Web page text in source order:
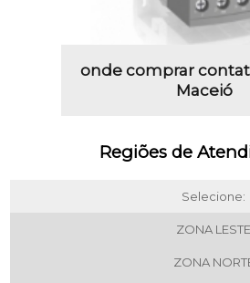
onde comprar
Maceió
Regiões de
Selecione:
ZONA LESTE
ZONA